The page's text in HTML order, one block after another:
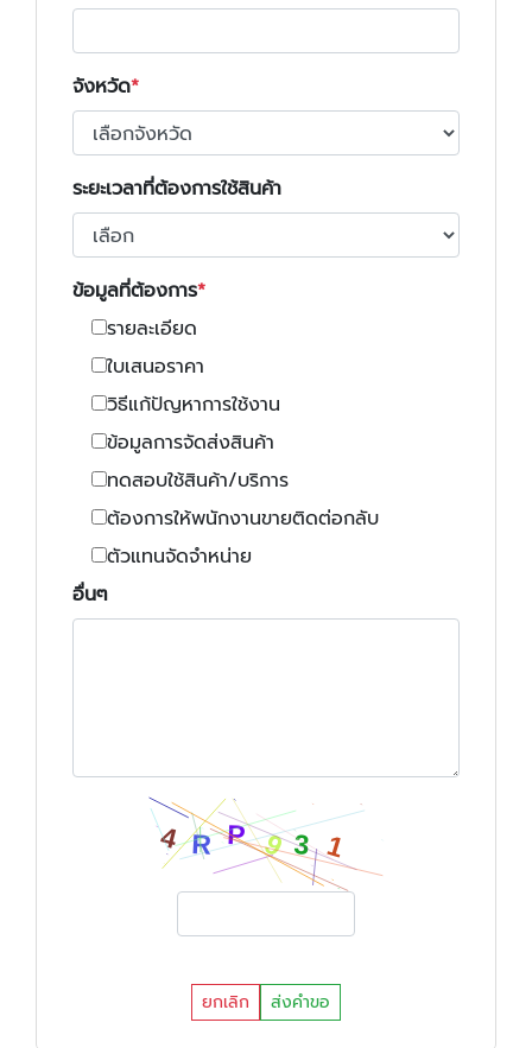
จังหวัด
ระยะเวลาที่ต้องการใช้สินค้า
ข้อมูลที่ต้องการ
รายละเอียด
ใบเสนอราคา
วิธีแก้ปัญหาการใช้งาน
ข้อมูลการจัดส่งสินค้า
ทดสอบใช้สินค้า/บริการ
ต้องการให้พนักงานขายติดต่อกลับ
ตัวแทนจัดจำหน่าย
อื่นๆ
ยกเลิก ส่งคำขอ